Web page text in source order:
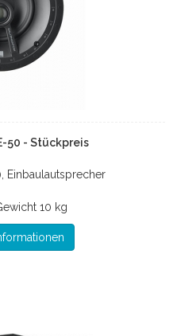
50 - Stückpreis
Einbaulautsprecher
10 kg